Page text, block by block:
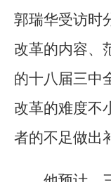
郭瑞华受访时
改革的内容、
的十八届三中
改革的难度不
者的不足做出